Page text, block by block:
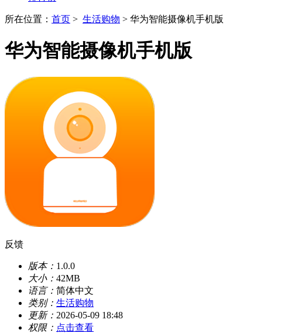
所在位置： 首页 > 生活购物 > 华为智能摄像机手机版
华为智能摄像机手机版
反馈
版本： 1.0.0
大小： 42MB
语言： 简体中文
类别： 生活购物
更新： 2026-05-09 18:48
权限： 点击查看